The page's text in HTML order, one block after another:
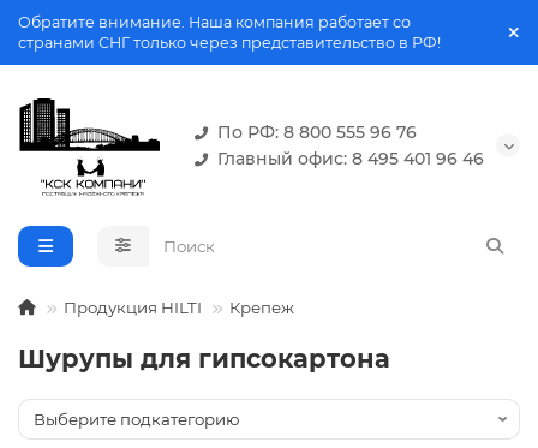
Обратите внимание. Наша компания работает со
странами СНГ только через представительство в РФ!
По РФ: 8 800 555 96 76
Главный офис: 8 495 401 96 46
Продукция HILTI Крепеж
Шурупы для гипсокартона